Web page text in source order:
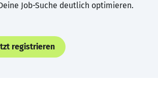
Job-Suche deutlich optimieren.
registrieren